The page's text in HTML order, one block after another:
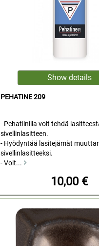
PEHATINE 209
- Pehatiinilla voit tehdä
sivellinlasitteen.
- Hyödyntää lasitejämät
sivellinlasitteeksi.
- Voit...
10,00 €